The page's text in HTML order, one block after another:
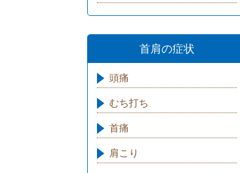
首肩の症状
頭痛
むち打ち
首痛
肩こり